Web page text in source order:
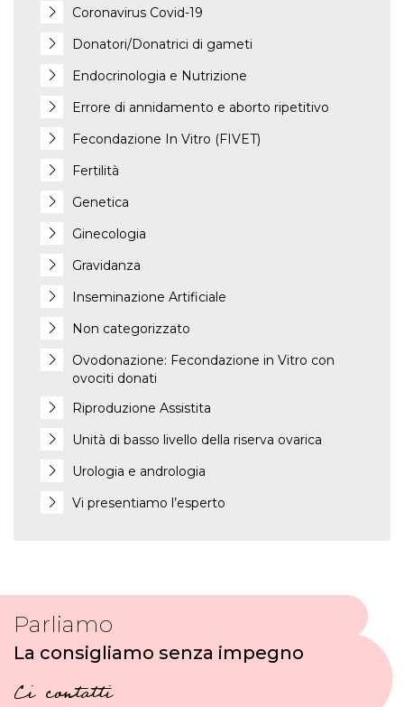
Coronavirus Covid-19
Donatori/Donatrici di gameti
Endocrinologia e Nutrizione
Errore di annidamento e aborto ripetitivo
Fecondazione In Vitro (FIVET)
Fertilità
Genetica
Ginecologia
Gravidanza
Inseminazione Artificiale
Non categorizzato
Ovodonazione: Fecondazione in Vitro con
ovociti donati
Riproduzione Assistita
Unità di basso livello della riserva ovarica
Urologia e andrologia
Vi presentiamo l’esperto
Parliamo
La consigliamo senza impegno
Ci contatti